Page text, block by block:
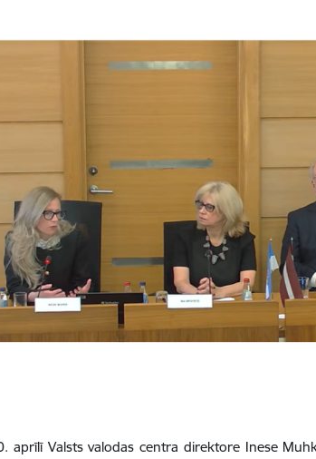
aprīlī Valsts valodas centra direktore Inese